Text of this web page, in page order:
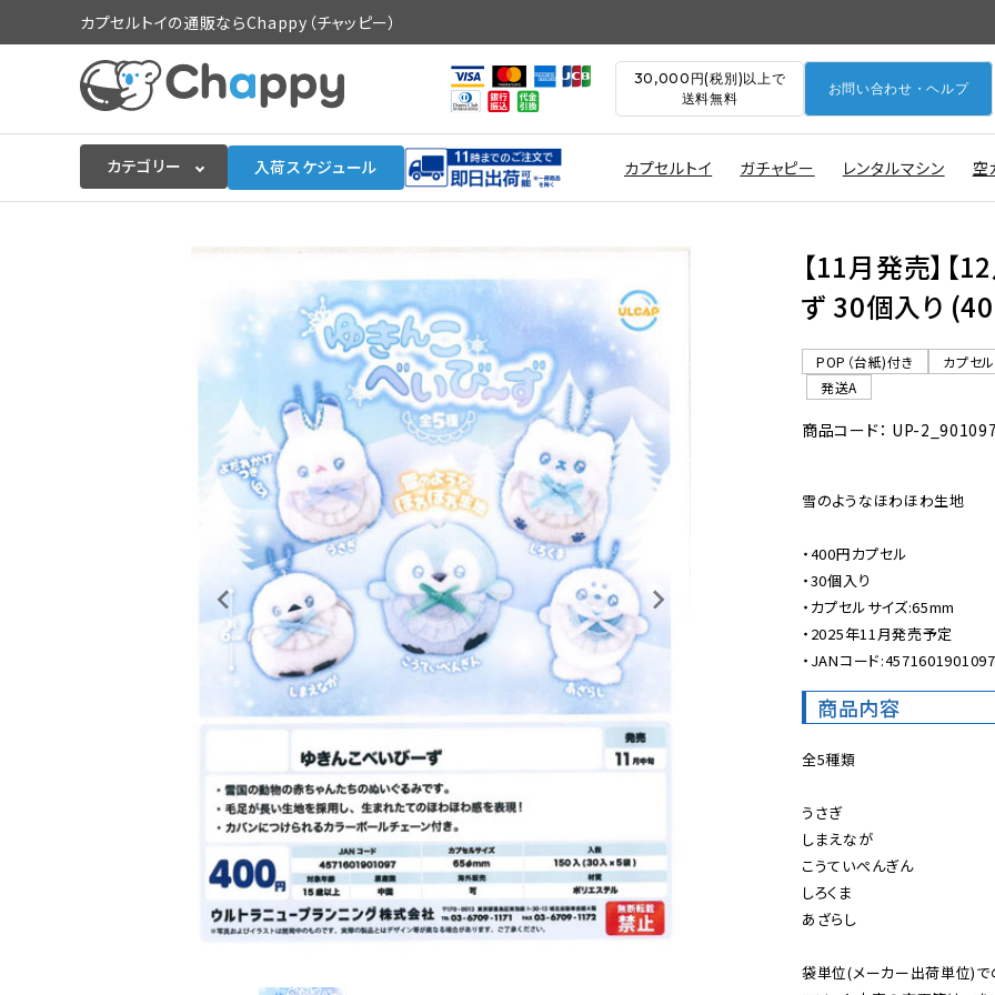
カプセルトイの通販ならChappy（チャッピー）
30,000円(税別)以上で
送料無料
お問い合わせ・ヘルプ
カテゴリー 入荷スケジュール カプセルトイ ガチャピー レンタルマシン 空
入荷スケジュールをチェック
販促用空カプセル
ご利用ガイド
06-6282-7659
【11月発売】【
ず 30個入り
POP（台紙)付き
カプセ
発送A
商品コード： UP-2_901097
雪のようなほわほわ生地
・400円カプセル
・30個入り
・カプセルサイズ:65mm
・2025年11月発売予定
・JANコード:4571601901097
商品内容
全5種類
うさぎ
しまえなが
こうていぺんぎん
しろくま
あざらし
袋単位(メーカー出荷単位)で